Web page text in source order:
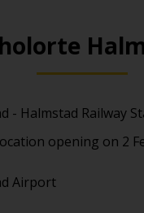
- Halmstad Railway
opening on 2
Airport